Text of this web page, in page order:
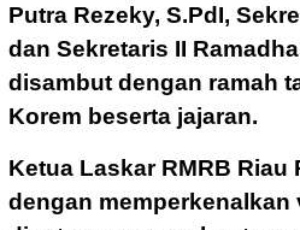
Putra Rezeky, S.PdI,
dan Sekretaris II
disambut dengan ramah
Korem beserta jajaran.
Ketua Laskar RMRB Riau
dengan memperkenalkan